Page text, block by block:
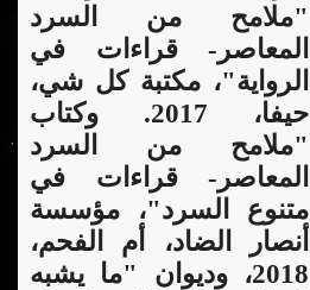
"ملامح من السرد
المعاصر- قراءات في
الرواية"، مكتبة كل شي،
حيفا، 2017. وكتاب
"ملامح من السرد
المعاصر- قراءات في
متنوع السرد"، مؤسسة
أنصار الضاد، أم الفحم،
2018، وديوان "ما يشبه